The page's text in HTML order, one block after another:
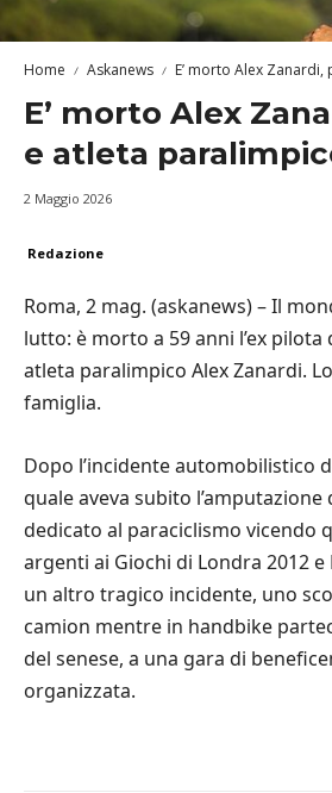
Home Askanews E’ morto Alex
E’ morto Alex
e atleta
2 Maggio 2026
Redazione
Roma, 2 mag. (askanews) – Il
lutto: è morto a 59 anni l’ex pilota
atleta paralimpico Alex Zanardi.
famiglia.
Dopo l’incidente automobilistico
quale aveva subito l’amputazione
dedicato al paraciclismo vicendo
argenti ai Giochi di Londra 2012 e
un altro tragico incidente, uno
camion mentre in handbike
del senese, a una gara di
organizzata.